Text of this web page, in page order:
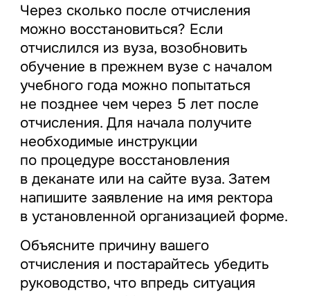
Через сколько после отчисления
можно восстановиться? Если
отчислился из вуза, возобновить
обучение в прежнем вузе с началом
учебного года можно попытаться
не позднее чем через 5 лет после
отчисления. Для начала получите
необходимые инструкции
по процедуре восстановления
в деканате или на сайте вуза. Затем
напишите заявление на имя ректора
в установленной организацией форме.
Объясните причину вашего
отчисления и постарайтесь убедить
руководство, что впредь ситуация